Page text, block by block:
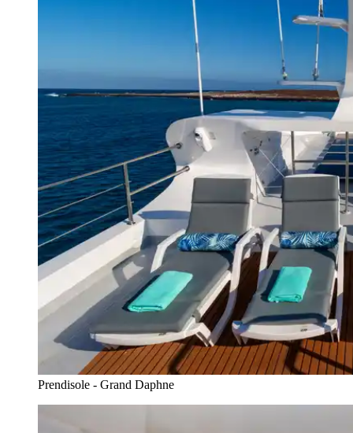
Prendisole - Grand Daphne